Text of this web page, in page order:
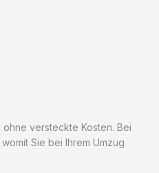
versteckte Kosten. Bei
Sie bei Ihrem Umzug